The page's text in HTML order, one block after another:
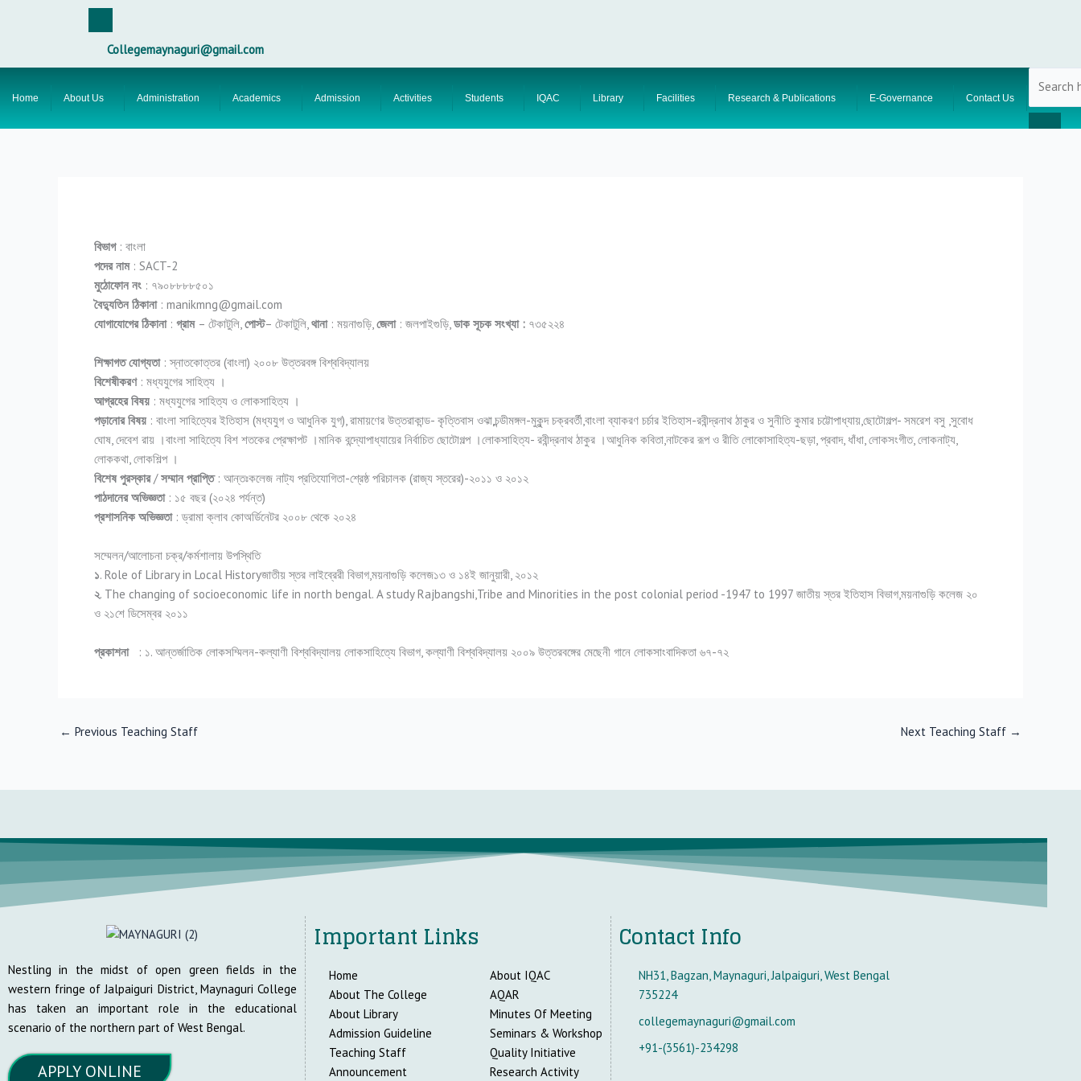
F
c
k
Collegemaynaguri@gmail.com
Home About Us Administration Academics Admission Activities Students IQAC Library Facilities Research & Publications E-Governance Contact Us
বিভাগ : বাংলা
পদের নাম : SACT-2
মুঠোফোন নং : ৭৯০৮৮৮৮৫০১
বৈদ্যুতিন ঠিকানা : manikmng@gmail.com
যোগাযোগের ঠিকানা : গ্রাম – টেকাটুলি, পোস্ট– টেকাটুলি, থানা : ময়নাগুড়ি, জেলা : জলপাইগুড়ি, ডাক সূচক সংখ্যা : ৭৩৫২২৪
শিক্ষাগত যোগ্যতা: স্নাতকোত্তর (বাংলা) ২০০৮ উত্তরবঙ্গ বিশ্ববিদ্যালয়
বিশেষীকরণ : মধ্যযুগের সাহিত্য ।
আগ্রহের বিষয় : মধ্যযুগের সাহিত্য ও লোকসাহিত্য ।
পড়ানোর বিষয় : বাংলা সাহিত্যের ইতিহাস (মধ্যযুগ ও আধুনিক যুগ), রামায়ণের উত্তরাকান্ড- কৃত্তিবাস ওঝা,চন্ডীমঙ্গল-মুকুন্দ চক্রবর্তী,বাংলা ব্যাকরণ চর্চার ইতিহাস-রবীন্দ্রনাথ ঠাকুর ও সুনীতি কুমার চট্টোপাধ্যায়,ছোটোগল্প- সমরেশ বসু ,সুবোধ
ঘোষ, দেবেশ রায় ।বাংলা সাহিত্যে বিশ শতকের প্রেক্ষাপট ।মানিক বন্দ্যোপাধ্যায়ের নির্বাচিত ছোটোগল্প ।লোকসাহিত্য- রবীন্দ্রনাথ ঠাকুর ।আধুনিক কবিতা,নাটকের রূপ ও রীতি লোকোসাহিত্য-ছড়া, প্রবাদ, ধাঁধা, লোকসংগীত, লোকনাট্য,
লোককথা, লোকশিল্প ।
বিশেষ পুরস্কার /সম্মান প্রাপ্তি : আন্তঃকলেজ নাট্য প্রতিযোগিতা-শ্রেষ্ঠ পরিচালক (রাজ্য স্তরের)-২০১১ ও ২০১২
পাঠদানের অভিজ্ঞতা : ১৫ বছর (২০২৪ পর্যন্ত)
প্রশাসনিক অভিজ্ঞতা : ড্রামা ক্লাব কোঅর্ডিনেটর ২০০৮ থেকে ২০২৪
সম্মেলন/আলোচনা চক্র/কর্মশালায় উপস্থিতি
১. Role of Library in Local Historyজাতীয় স্তর লাইব্রেরী বিভাগ,ময়নাগুড়ি কলেজ১৩ ও ১৪ই জানুয়ারী, ২০১২
২. The changing of socioeconomic life in north bengal. A study Rajbangshi,Tribe and Minorities in the post colonial period -1947 to 1997 জাতীয় স্তর ইতিহাস বিভাগ,ময়নাগুড়ি কলেজ ২০
ও ২১শে ডিসেম্বর ২০১১
প্রকাশনা : ১. আন্তর্জাতিক লোকসম্মিলন-কল্যাণী বিশ্ববিদ্যালয় লোকসাহিত্যে বিভাগ, কল্যাণী বিশ্ববিদ্যালয় ২০০৯ উত্তরবঙ্গের মেছেনী গানে লোকসাংবাদিকতা ৬৭-৭২
← Previous Teaching Staff Next Teaching Staff →
Nestling in the midst of open green fields in the
western fringe of Jalpaiguri District, Maynaguri College
has taken an important role in the educational
scenario of the northern part of West Bengal.
APPLY ONLINE
Important Links
Home
About The College
About Library
Admission Guideline
Teaching Staff
Announcement
About IQAC
AQAR
Minutes Of Meeting
Seminars & Workshop
Quality Initiative
Research Activity
Contact Info
NH31, Bagzan, Maynaguri, Jalpaiguri, West Bengal
735224
collegemaynaguri@gmail.com
+91-(3561)-234298